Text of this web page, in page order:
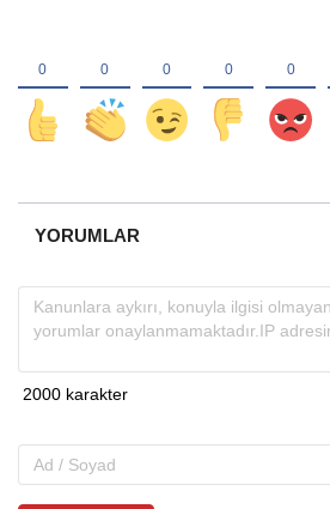
YORUMLAR